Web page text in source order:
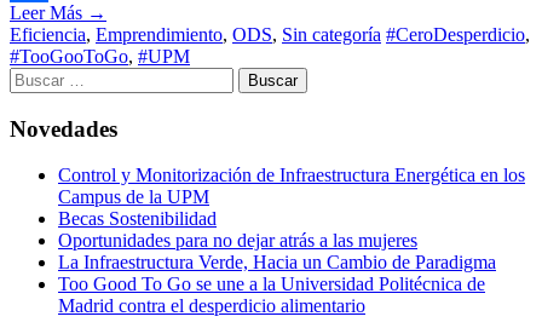
Compartir
Leer Más →
Eficiencia, Emprendimiento, ODS, Sin categoría #CeroDesperdicio,
#TooGooToGo, #UPM
Novedades
Control y Monitorización de Infraestructura Energética en los
Campus de la UPM
Becas Sostenibilidad
Oportunidades para no dejar atrás a las mujeres
La Infraestructura Verde, Hacia un Cambio de Paradigma
Too Good To Go se une a la Universidad Politécnica de
Madrid contra el desperdicio alimentario